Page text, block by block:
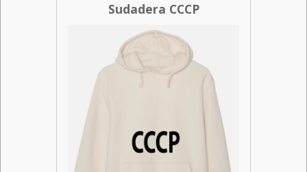
Sudadera CCCP